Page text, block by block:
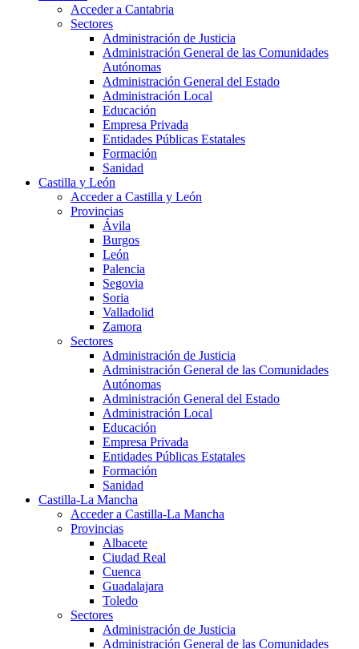
Acceder a Cantabria
Sectores
Administración de Justicia
Administración General de las Comunidades
Autónomas
Administración General del Estado
Administración Local
Educación
Empresa Privada
Entidades Públicas Estatales
Formación
Sanidad
Castilla y León
Acceder a Castilla y León
Provincias
Ávila
Burgos
León
Palencia
Segovia
Soria
Valladolid
Zamora
Sectores
Administración de Justicia
Administración General de las Comunidades
Autónomas
Administración General del Estado
Administración Local
Educación
Empresa Privada
Entidades Públicas Estatales
Formación
Sanidad
Castilla-La Mancha
Acceder a Castilla-La Mancha
Provincias
Albacete
Ciudad Real
Cuenca
Guadalajara
Toledo
Sectores
Administración de Justicia
Administración General de las Comunidades